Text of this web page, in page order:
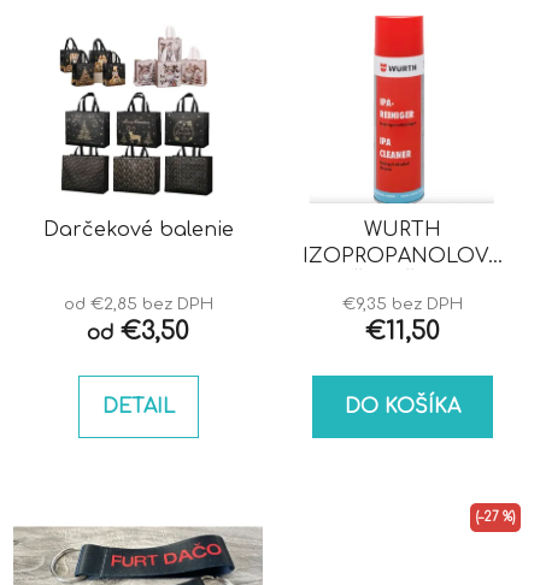
Darčekové balenie
od €2,85 bez DPH
od €3,50
DETAIL
WURTH
IZOPROPANOLOVÝ
€9,35 bez DPH
€11,50
DO KOŠÍKA
(–27 %)